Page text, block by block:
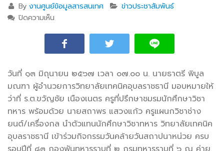
Byงานศูนย์ข้อมูลสารสนเทศ
ข่าวประชาสัมพันธ์
ปิดความเห็น
วันที่ ๑๓ มิถุนายน ๒๕๖๗ เวลา ๐๗.๐๐ น. นายธาตรี พิบูล
มณฑา ผู้อำนวยการวิทยาลัยเทคนิคอุบลราชธานี มอบหมายให้
ว่าที่ ร.ต.ขวัญชัย เนืองเนตร ครูที่ปรึกษาชมรมนักศึกษาวิชา
ทหาร พร้อมด้วย นายสถาพร แสวงแก้ว ครูแผนกวิชาช่าง
ยนต์/เครื่องกล นำตัวแทนนักศึกษาวิชาทหาร วิทยาลัยเทคนิค
อุบลราชธานี เข้าร่วมกิจกรรมวันคล้ายวันสถาปนาหน่วย ครบ